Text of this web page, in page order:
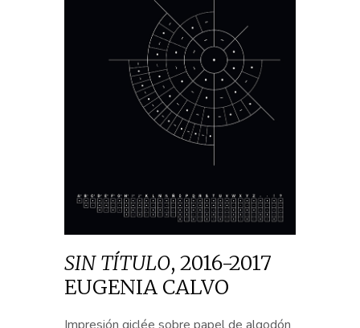
SIN TÍTULO, 2016-2017
EUGENIA CALVO